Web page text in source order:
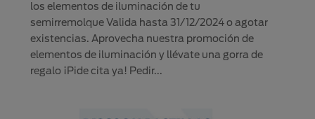
los elementos de iluminación de tu
semirremolque Valida hasta 31/12/2024 o agotar
existencias. Aprovecha nuestra promoción de
elementos de iluminación y llévate una gorra de
regalo ¡Pide cita ya! Pedir...